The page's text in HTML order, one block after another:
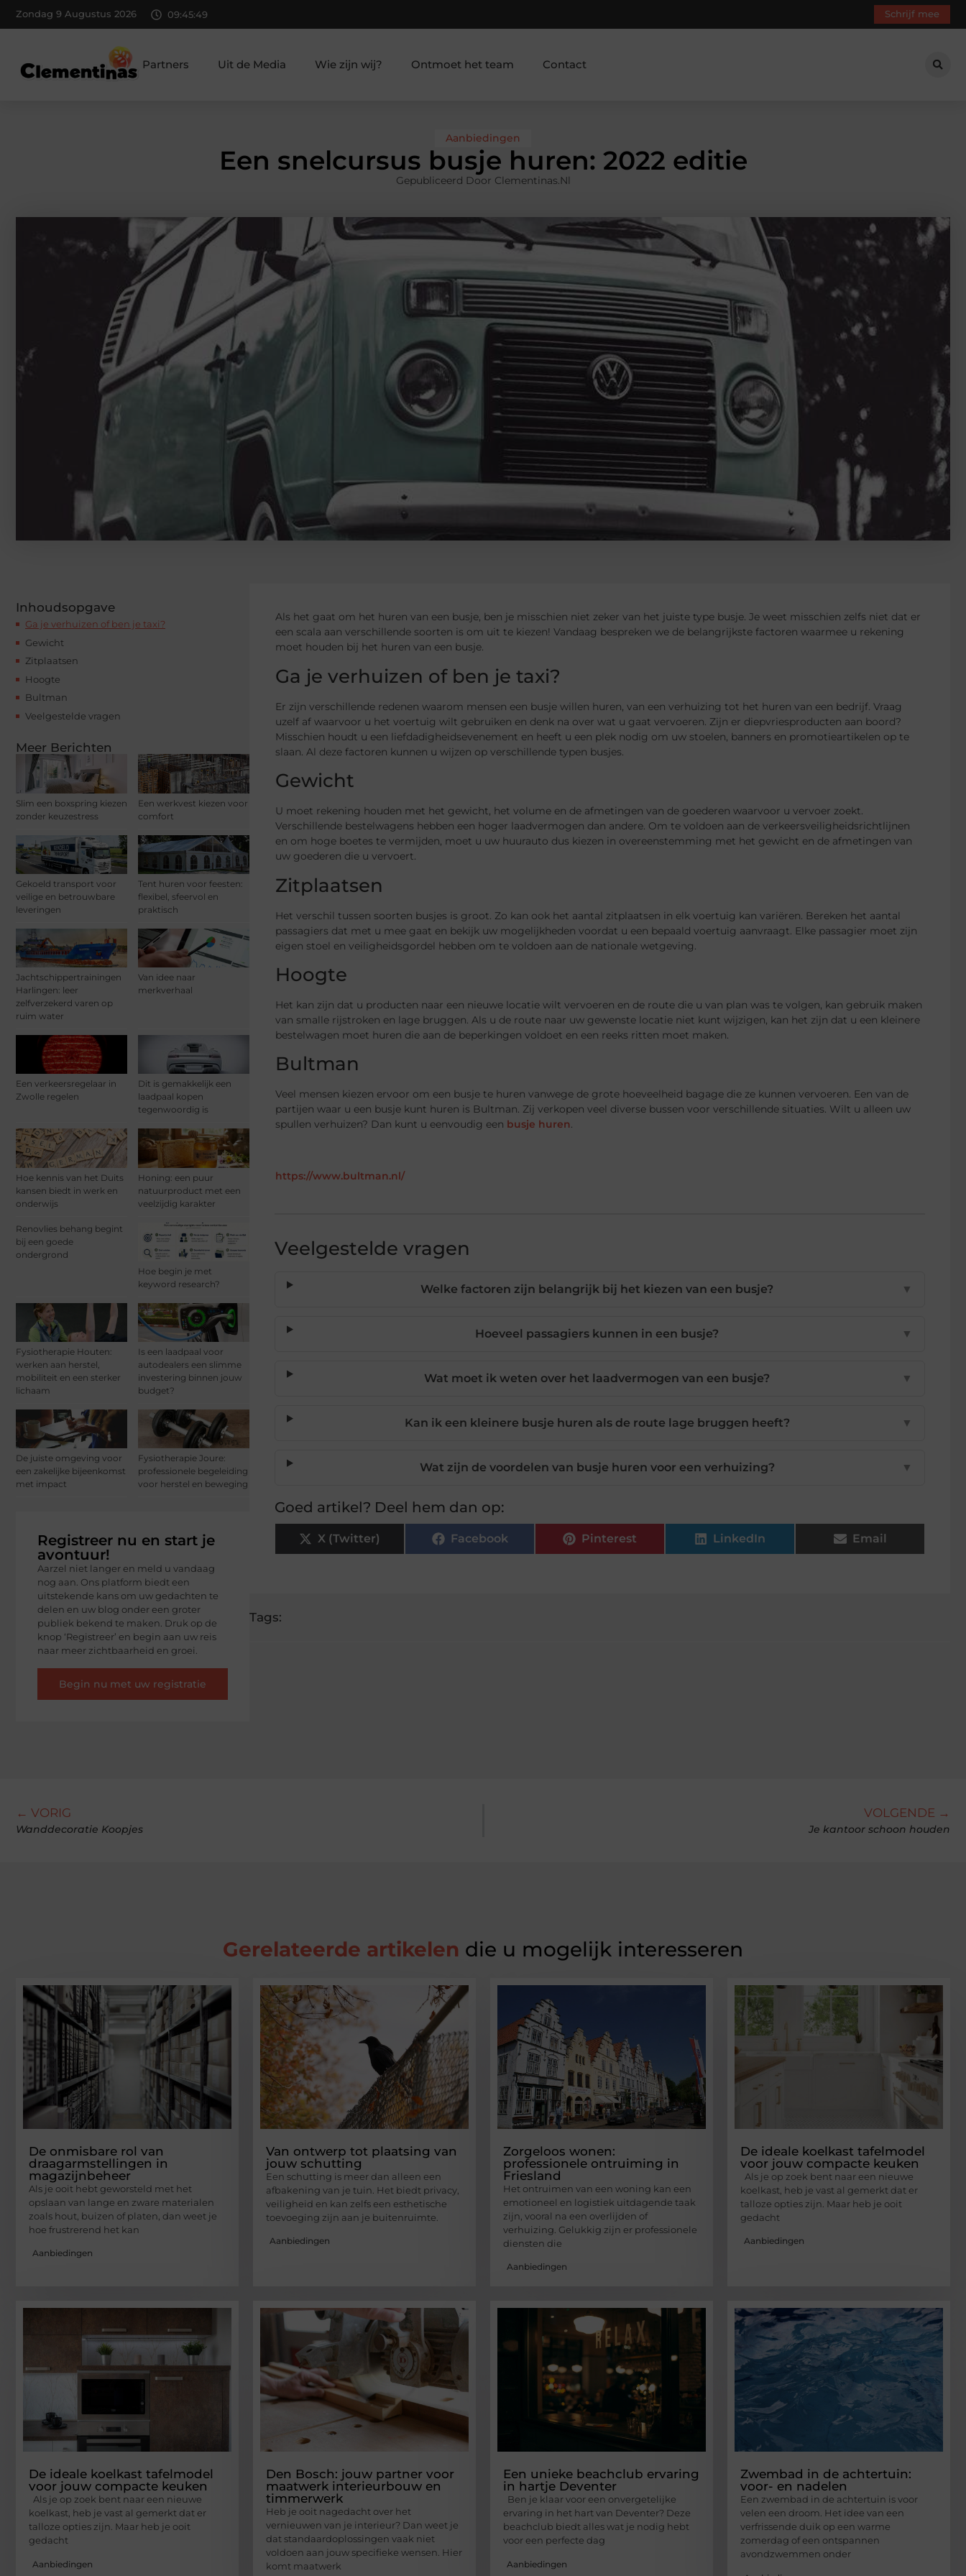
Zondag 9 Augustus 2026 09:45:51 Schrijf mee
Partners Uit de Media Wie zijn wij? Ontmoet het team Contact
Aanbiedingen
Een snelcursus busje huren: 2022 editie
Gepubliceerd Door Clementinas.nl
Inhoudsopgave
Ga je verhuizen of ben je taxi?
Gewicht
Zitplaatsen
Hoogte
Bultman
Veelgestelde vragen
Meer Berichten
Slim een boxspring kiezen
zonder keuzestress
Een werkvest kiezen voor
comfort
Gekoeld transport voor
veilige en betrouwbare
leveringen
Tent huren voor feesten:
flexibel, sfeervol en
praktisch
Jachtschippertrainingen
Harlingen: leer
zelfverzekerd varen op
ruim water
Van idee naar
merkverhaal
Een verkeersregelaar in
Zwolle regelen
Dit is gemakkelijk een
laadpaal kopen
tegenwoordig is
Hoe kennis van het Duits
kansen biedt in werk en
onderwijs
Honing: een puur
natuurproduct met een
veelzijdig karakter
Renovlies behang begint
bij een goede
ondergrond
Hoe begin je met
keyword research?
Fysiotherapie Houten:
werken aan herstel,
mobiliteit en een sterker
lichaam
Is een laadpaal voor
autodealers een slimme
investering binnen jouw
budget?
De juiste omgeving voor
een zakelijke bijeenkomst
met impact
Fysiotherapie Joure:
professionele begeleiding
voor herstel en beweging
Registreer nu en start je
avontuur!
Aarzel niet langer en meld u vandaag
nog aan. Ons platform biedt een
uitstekende kans om uw gedachten te
delen en uw blog onder een groter
publiek bekend te maken. Druk op de
knop ‘Registreer’ en begin aan uw reis
naar meer zichtbaarheid en groei.
Begin nu met uw registratie
Als het gaat om het huren van een busje, ben je misschien niet zeker van het juiste type busje. Je weet misschien zelfs niet dat er
een scala aan verschillende soorten is om uit te kiezen! Vandaag bespreken we de belangrijkste factoren waarmee u rekening
moet houden bij het huren van een busje.
Ga je verhuizen of ben je taxi?
Er zijn verschillende redenen waarom mensen een busje willen huren, van een verhuizing tot het huren van een bedrijf. Vraag
uzelf af waarvoor u het voertuig wilt gebruiken en denk na over wat u gaat vervoeren. Zijn er diepvriesproducten aan boord?
Misschien houdt u een liefdadigheidsevenement en heeft u een plek nodig om uw stoelen, banners en promotieartikelen op te
slaan. Al deze factoren kunnen u wijzen op verschillende typen busjes.
Gewicht
U moet rekening houden met het gewicht, het volume en de afmetingen van de goederen waarvoor u vervoer zoekt.
Verschillende bestelwagens hebben een hoger laadvermogen dan andere. Om te voldoen aan de verkeersveiligheidsrichtlijnen
en om hoge boetes te vermijden, moet u uw huurauto dus kiezen in overeenstemming met het gewicht en de afmetingen van
uw goederen die u vervoert.
Zitplaatsen
Het verschil tussen soorten busjes is groot. Zo kan ook het aantal zitplaatsen in elk voertuig kan variëren. Bereken het aantal
passagiers dat met u mee gaat en bekijk uw mogelijkheden voordat u een bepaald voertuig aanvraagt. Elke passagier moet zijn
eigen stoel en veiligheidsgordel hebben om te voldoen aan de nationale wetgeving.
Hoogte
Het kan zijn dat u producten naar een nieuwe locatie wilt vervoeren en de route die u van plan was te volgen, kan gebruik maken
van smalle rijstroken en lage bruggen. Als u de route naar uw gewenste locatie niet kunt wijzigen, kan het zijn dat u een kleinere
bestelwagen moet huren die aan de beperkingen voldoet en een reeks ritten moet maken.
Bultman
Veel mensen kiezen ervoor om een busje te huren vanwege de grote hoeveelheid bagage die ze kunnen vervoeren. Een van de
partijen waar u een busje kunt huren is Bultman. Zij verkopen veel diverse bussen voor verschillende situaties. Wilt u alleen uw
spullen verhuizen? Dan kunt u eenvoudig een busje huren.
https://www.bultman.nl/
Veelgestelde vragen
Welke factoren zijn belangrijk bij het kiezen van een busje? ▼
Hoeveel passagiers kunnen in een busje? ▼
Wat moet ik weten over het laadvermogen van een busje? ▼
Kan ik een kleinere busje huren als de route lage bruggen heeft? ▼
Wat zijn de voordelen van busje huren voor een verhuizing? ▼
Goed artikel? Deel hem dan op:
X (Twitter) Facebook Pinterest LinkedIn Email
Tags:
← VORIG
Wanddecoratie Koopjes
VOLGENDE →
Je kantoor schoon houden
Gerelateerde artikelen die u mogelijk interesseren
De onmisbare rol van
draagarmstellingen in
magazijnbeheer
Als je ooit hebt geworsteld met het
opslaan van lange en zware materialen
zoals hout, buizen of platen, dan weet je
hoe frustrerend het kan
Aanbiedingen
Van ontwerp tot plaatsing van
jouw schutting
Een schutting is meer dan alleen een
afbakening van je tuin. Het biedt privacy,
veiligheid en kan zelfs een esthetische
toevoeging zijn aan je buitenruimte.
Aanbiedingen
Zorgeloos wonen:
professionele ontruiming in
Friesland
Het ontruimen van een woning kan een
emotioneel en logistiek uitdagende taak
zijn, vooral na een overlijden of
verhuizing. Gelukkig zijn er professionele
diensten die
Aanbiedingen
De ideale koelkast tafelmodel
voor jouw compacte keuken
Als je op zoek bent naar een nieuwe
koelkast, heb je vast al gemerkt dat er
talloze opties zijn. Maar heb je ooit
gedacht
Aanbiedingen
De ideale koelkast tafelmodel
voor jouw compacte keuken
Als je op zoek bent naar een nieuwe
koelkast, heb je vast al gemerkt dat er
talloze opties zijn. Maar heb je ooit
gedacht
Aanbiedingen
Den Bosch: jouw partner voor
maatwerk interieurbouw en
timmerwerk
Heb je ooit nagedacht over het
vernieuwen van je interieur? Dan weet je
dat standaardoplossingen vaak niet
voldoen aan jouw specifieke wensen. Hier
komt maatwerk
Een unieke beachclub ervaring
in hartje Deventer
Ben je klaar voor een onvergetelijke
ervaring in het hart van Deventer? Deze
beachclub biedt alles wat je nodig hebt
voor een perfecte dag
Aanbiedingen
Zwembad in de achtertuin:
voor- en nadelen
Een zwembad in de achtertuin is voor
velen een droom. Het idee van een
verfrissende duik op een warme
zomerdag of een ontspannen
avondzwemmen onder